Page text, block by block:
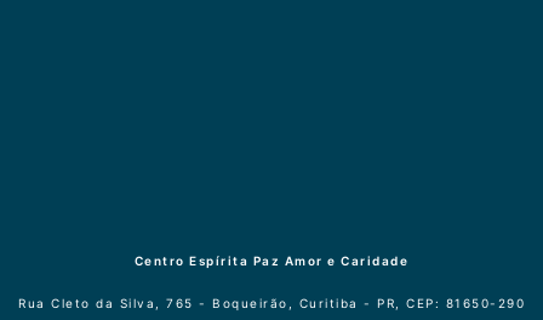
Centro Espírita Paz Amor e Caridade
Rua Cleto da Silva, 765 - Boqueirão, Curitiba - PR, CEP: 81650-290